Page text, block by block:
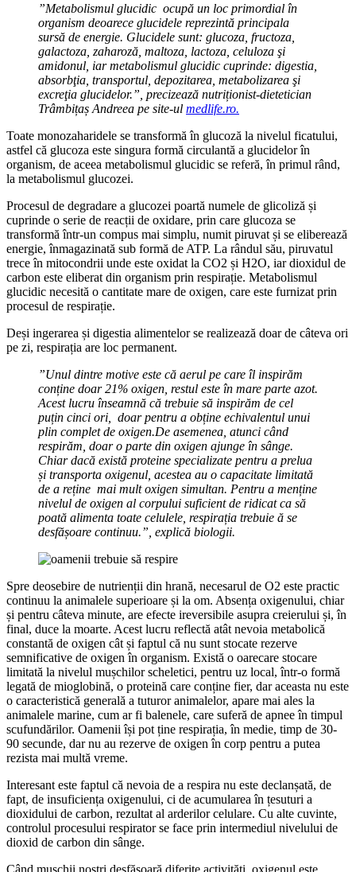
”Metabolismul glucidic ocupă un loc primordial în
organism deoarece glucidele reprezintă principala
sursă de energie. Glucidele sunt: glucoza, fructoza,
galactoza, zaharoză, maltoza, lactoza, celuloza şi
amidonul, iar metabolismul glucidic cuprinde: digestia,
absorbţia, transportul, depozitarea, metabolizarea şi
excreţia glucidelor.”, precizează nutriționist-dietetician
Trâmbițaș Andreea pe site-ul medlife.ro.
Toate monozaharidele se transformă în glucoză la nivelul ficatului,
astfel că glucoza este singura formă circulantă a glucidelor în
organism, de aceea metabolismul glucidic se referă, în primul rând,
la metabolismul glucozei.
Procesul de degradare a glucozei poartă numele de glicoliză și
cuprinde o serie de reacții de oxidare, prin care glucoza se
transformă într-un compus mai simplu, numit piruvat și se eliberează
energie, înmagazinată sub formă de ATP. La rândul său, piruvatul
trece în mitocondrii unde este oxidat la CO2 și H2O, iar dioxidul de
carbon este eliberat din organism prin respirație. Metabolismul
glucidic necesită o cantitate mare de oxigen, care este furnizat prin
procesul de respirație.
Deși ingerarea și digestia alimentelor se realizează doar de câteva ori
pe zi, respirația are loc permanent.
”Unul dintre motive este că aerul pe care îl inspirăm
conține doar 21% oxigen, restul este în mare parte azot.
Acest lucru înseamnă că trebuie să inspirăm de cel
puțin cinci ori, doar pentru a obține echivalentul unui
plin complet de oxigen.De asemenea, atunci când
respirăm, doar o parte din oxigen ajunge în sânge.
Chiar dacă există proteine ​​specializate pentru a prelua
și transporta oxigenul, acestea au o capacitate limitată
de a reține mai mult oxigen simultan. Pentru a menține
nivelul de oxigen al corpului suficient de ridicat ca să
poată alimenta toate celulele, respirația trebuie ă se
desfășoare continuu.”, explică biologii.
Spre deosebire de nutrienții din hrană, necesarul de O2 este practic
continuu la animalele superioare și la om. Absența oxigenului, chiar
și pentru câteva minute, are efecte ireversibile asupra creierului și, în
final, duce la moarte. Acest lucru reflectă atât nevoia metabolică
constantă de oxigen cât și faptul că nu sunt stocate rezerve
semnificative de oxigen în organism. Există o oarecare stocare
limitată la nivelul mușchilor scheletici, pentru uz local, într-o formă
legată de mioglobină, o proteină care conține fier, dar aceasta nu este
o caracteristică generală a tuturor animalelor, apare mai ales la
animalele marine, cum ar fi balenele, care suferă de apnee în timpul
scufundărilor. Oamenii își pot ține respirația, în medie, timp de 30-
90 secunde, dar nu au rezerve de oxigen în corp pentru a putea
rezista mai multă vreme.
Interesant este faptul că nevoia de a respira nu este declanșată, de
fapt, de insuficiența oxigenului, ci de acumularea în țesuturi a
dioxidului de carbon, rezultat al arderilor celulare. Cu alte cuvinte,
controlul procesului respirator se face prin intermediul nivelului de
dioxid de carbon din sânge.
Când mușchii noștri desfășoară diferite activități, oxigenul este